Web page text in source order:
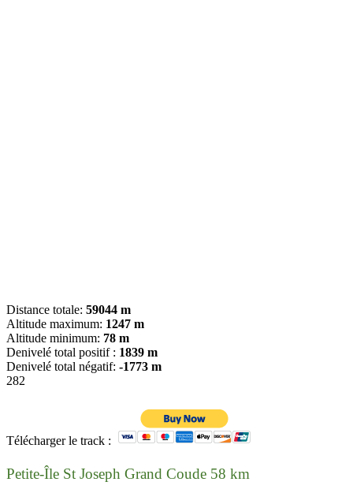
Distance totale: 59044 m
Altitude maximum: 1247 m
Altitude minimum: 78 m
Denivelé total positif : 1839 m
Denivelé total négatif: -1773 m
282
Télécharger le track :
Petite-Île St Joseph Grand Coude 58 km